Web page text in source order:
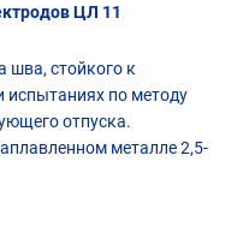
ЦЛ 11
шва, стойкого к
испытаниях по методу
отпуска.
металле 2,5-